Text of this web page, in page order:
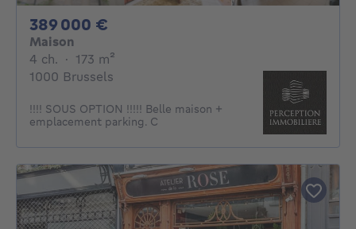
389 000 €
Maison
4 ch. 4 chambres
· 173 m²
1000 Brussels
!!!! SOUS OPTION !!!!! Belle maison +
emplacement parking. C